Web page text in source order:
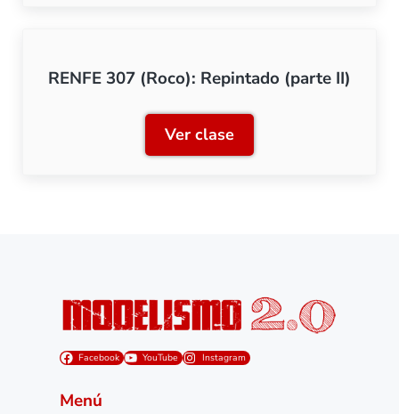
RENFE 307 (Roco): Repintado (parte II)
Ver claseRENFE 307 (Roco):
Facebook YouTube Instagram
Menú